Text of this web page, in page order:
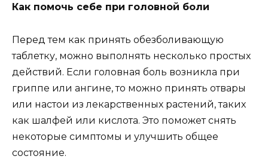
Как помочь себе при головной боли
Перед тем как принять обезболивающую
таблетку, можно выполнять несколько простых
действий. Если головная боль возникла при
гриппе или ангине, то можно принять отвары
или настои из лекарственных растений, таких
как шалфей или кислота. Это поможет снять
некоторые симптомы и улучшить общее
состояние.